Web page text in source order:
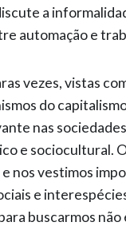
a
automação e
vezes, vistas
do
nas
e sociocultural.
nos vestimos
e
buscarmos